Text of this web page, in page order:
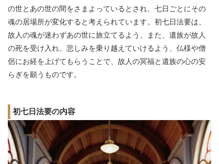
の世とあの世の間をさまよっているとされ、七日ごとにその
魂の居場所が変化すると考えられています。初七日法要は、
故人の魂が迷わずあの世に旅立てるよう、また、遺族が故人
の死を受け入れ、悲しみを乗り越えていけるよう、仏様や僧
侶にお経を上げてもらうことで、故人の冥福と遺族の心の安
らぎを願うものです。
初七日法要の内容